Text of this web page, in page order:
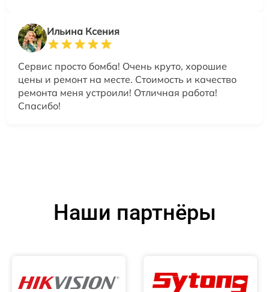
Ильина Ксения
Сервис просто бомба! Очень круто, хорошие
цены и ремонт на месте. Стоимость и качество
ремонта меня устроили! Отличная работа!
Спасибо!
Наши партнёры